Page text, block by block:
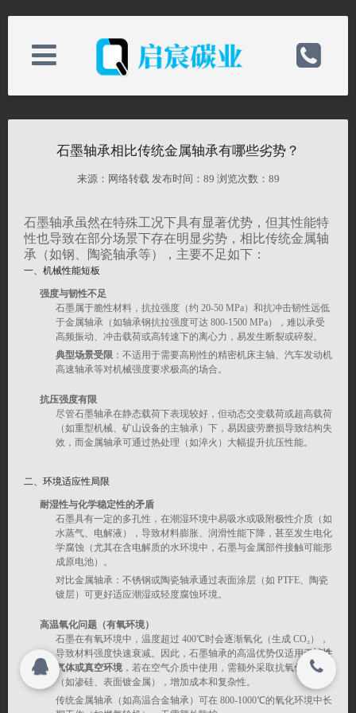
关于我们
新闻中心
产品中心
技术支持
联系我们
搜索
Copyright 2015-2016
名牌石墨块加工厂家|南通启宸碳业有限公司
All rights reserved.
电话：0513-82898589
手机：19825218868
邮箱：qichenchina@163.com
网址：http://www.hthaimian.com/
关闭
© 2015-2017
名牌石墨块加工厂家|南通启宸碳业有限公司
All rights reserved.
石墨轴承相比传统金属轴承有哪些劣势？
来源：网络转载 发布时间： 89 浏览次数： 89
石墨轴承虽然在特殊工况下具有显著优势，但其性能特
性也导致在部分场景下存在明显劣势，相比传统金属轴
承（如钢、陶瓷轴承等），主要不足如下：
一、 机械性能短板
强度与韧性不足
石墨属于脆性材料，抗拉强度（约 20-50 MPa）和抗冲击韧性远低
于金属轴承（如轴承钢抗拉强度可达 800-1500 MPa），难以承受
高频振动、冲击载荷或高转速下的离心力，易发生断裂或碎裂。
典型场景受限 ：不适用于需要高刚性的精密机床主轴、汽车发动机
高速轴承等对机械强度要求极高的场合。
抗压强度有限
尽管石墨轴承在静态载荷下表现较好，但动态交变载荷或超高载荷
（如重型机械、矿山设备的主轴承）下，易因疲劳磨损导致结构失
效，而金属轴承可通过热处理（如淬火）大幅提升抗压性能。
二、 环境适应性局限
耐湿性与化学稳定性的矛盾
石墨具有一定的多孔性，在潮湿环境中易吸水或吸附极性介质（如
水蒸气、电解液），导致材料膨胀、润滑性能下降，甚至发生电化
学腐蚀（尤其在含电解质的水环境中，石墨与金属部件接触可能形
成原电池）。
对比金属轴承：不锈钢或陶瓷轴承通过表面涂层（如 PTFE、陶瓷
镀层）可更好适应潮湿或轻度腐蚀环境。
高温氧化问题（有氧环境）
石墨在有氧环境中，温度超过 400℃时会逐渐氧化（生成 CO₂），
导致材料强度快速衰减。因此，石墨轴承的高温优势仅适用于 惰性
气体或真空环境 ，若在空气介质中使用，需额外采取抗氧化涂层
（如渗硅、表面镀金属），增加成本和复杂性。
传统金属轴承（如高温合金轴承）可在 800-1000℃的氧化环境中长